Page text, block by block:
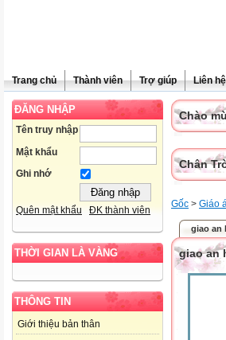
Trang chủ Thành viên Trợ giúp Liên hệ
ĐĂNG NHẬP
Tên truy nhập
Mật khẩu
Ghi nhớ
Quên mật khẩu ĐK thành viên
THỜI GIAN LÀ VÀNG
THÔNG TIN
Giới thiệu bản thân
Chào
Chân
Gốc > Giáo
giao an
giao an